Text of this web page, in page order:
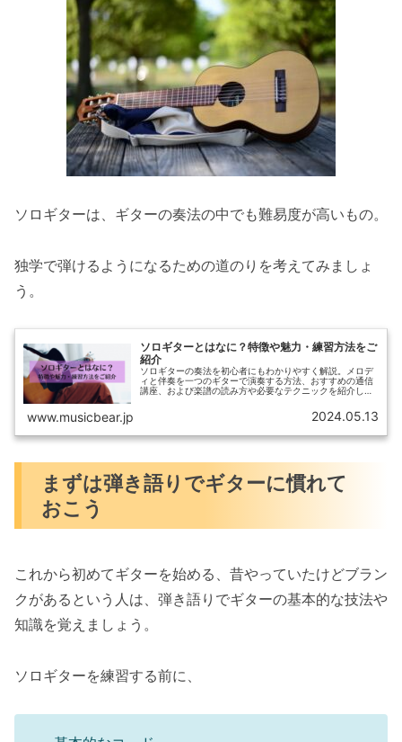
ソロギターは、ギターの奏法の中でも難易度が高いもの。
独学で弾けるようになるための道のりを考えてみましょ
う。
ソロギターとはなに？特徴や魅力・練習方法をご
紹介
ソロギターの奏法を初心者にもわかりやすく解説。メロデ
ィと伴奏を一つのギターで演奏する方法、おすすめの通信
講座、および楽譜の読み方や必要なテクニックを紹介しま
www.musicbear.jp 2024.05.13
まずは弾き語りでギターに慣れて
おこう
これから初めてギターを始める、昔やっていたけどブラン
クがあるという人は、弾き語りでギターの基本的な技法や
知識を覚えましょう。
ソロギターを練習する前に、